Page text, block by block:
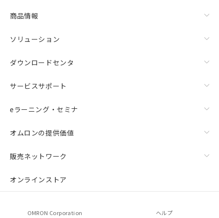
商品情報
ソリューション
ダウンロードセンタ
サービスサポート
eラーニング・セミナ
オムロンの提供価値
販売ネットワーク
オンラインストア
OMRON Corporation ヘルプ